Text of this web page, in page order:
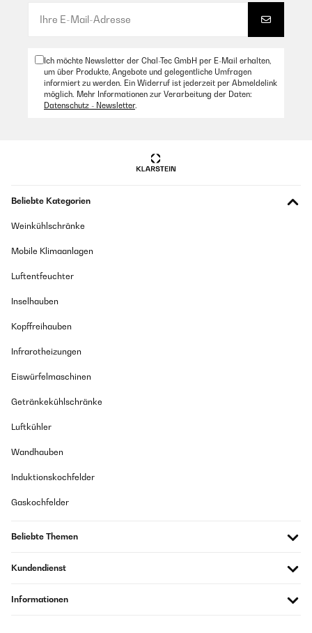
Ich möchte Newsletter der Chal-Tec GmbH per E-Mail erhalten,
um über Produkte, Angebote und gelegentliche Umfragen
informiert zu werden. Ein Widerruf ist jederzeit per Abmeldelink
möglich. Mehr Informationen zur Verarbeitung der Daten:
Datenschutz - Newsletter.
Beliebte Kategorien
Weinkühlschränke
Mobile Klimaanlagen
Luftentfeuchter
Inselhauben
Kopffreihauben
Infrarotheizungen
Eiswürfelmaschinen
Getränkekühlschränke
Luftkühler
Wandhauben
Induktionskochfelder
Gaskochfelder
Beliebte Themen
Kundendienst
Informationen